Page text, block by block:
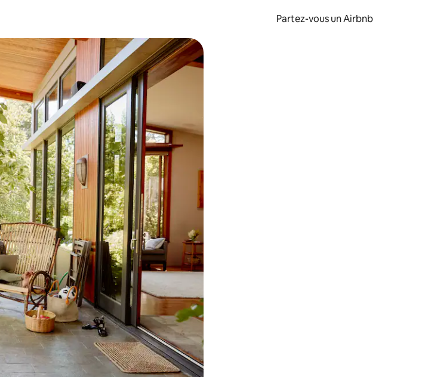
Partez-vous un Airbnb
et vers le bas, ou en appuyant dessus et en les faisant glisser.